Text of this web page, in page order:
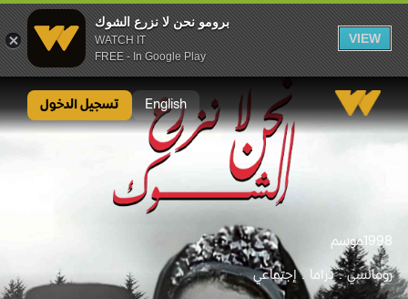
برومو نحن لا نزرع الشوك
WATCH IT
FREE - In Google Play
VIEW
English تسجيل الدخول
1998موسم
رومانسي دراما إجتماعي